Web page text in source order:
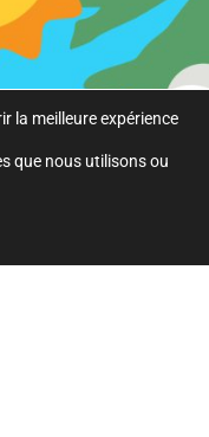
la meilleure expérience
que nous utilisons ou